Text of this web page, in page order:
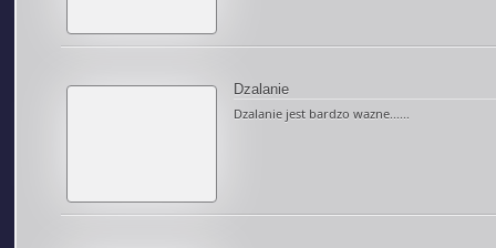
Dzalanie
Dzalanie jest bardzo wazne......